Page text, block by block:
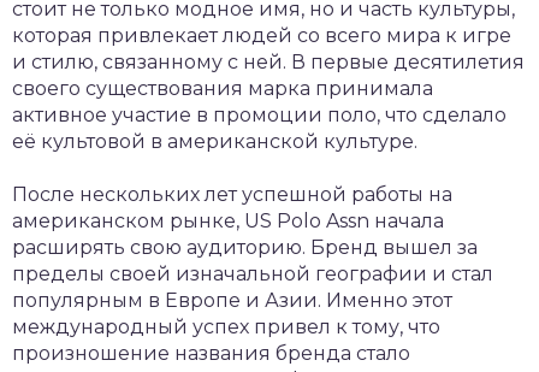
стоит не только модное имя, но и часть культуры,
которая привлекает людей со всего мира к игре
и стилю, связанному с ней. В первые десятилетия
своего существования марка принимала
активное участие в промоции поло, что сделало
её культовой в американской культуре.
После нескольких лет успешной работы на
американском рынке, US Polo Assn начала
расширять свою аудиторию. Бренд вышел за
пределы своей изначальной географии и стал
популярным в Европе и Азии. Именно этот
международный успех привел к тому, что
произношение названия бренда стало